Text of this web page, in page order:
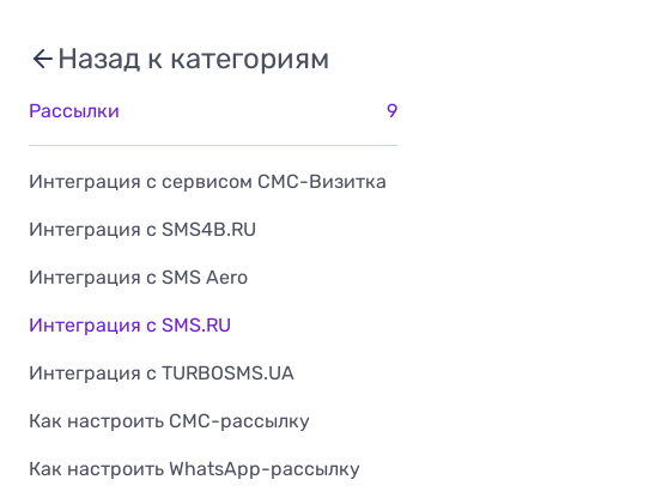
Назад к категориям
Рассылки 9
Интеграция с сервисом СМС-Визитка
Интеграция с SMS4B.RU
Интеграция с SMS Aero
Интеграция с SMS.RU
Интеграция с TURBOSMS.UA
Как настроить СМС-рассылку
Как настроить WhatsApp-рассылку